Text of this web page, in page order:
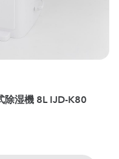
シカント式除湿機 8L IJD-K80